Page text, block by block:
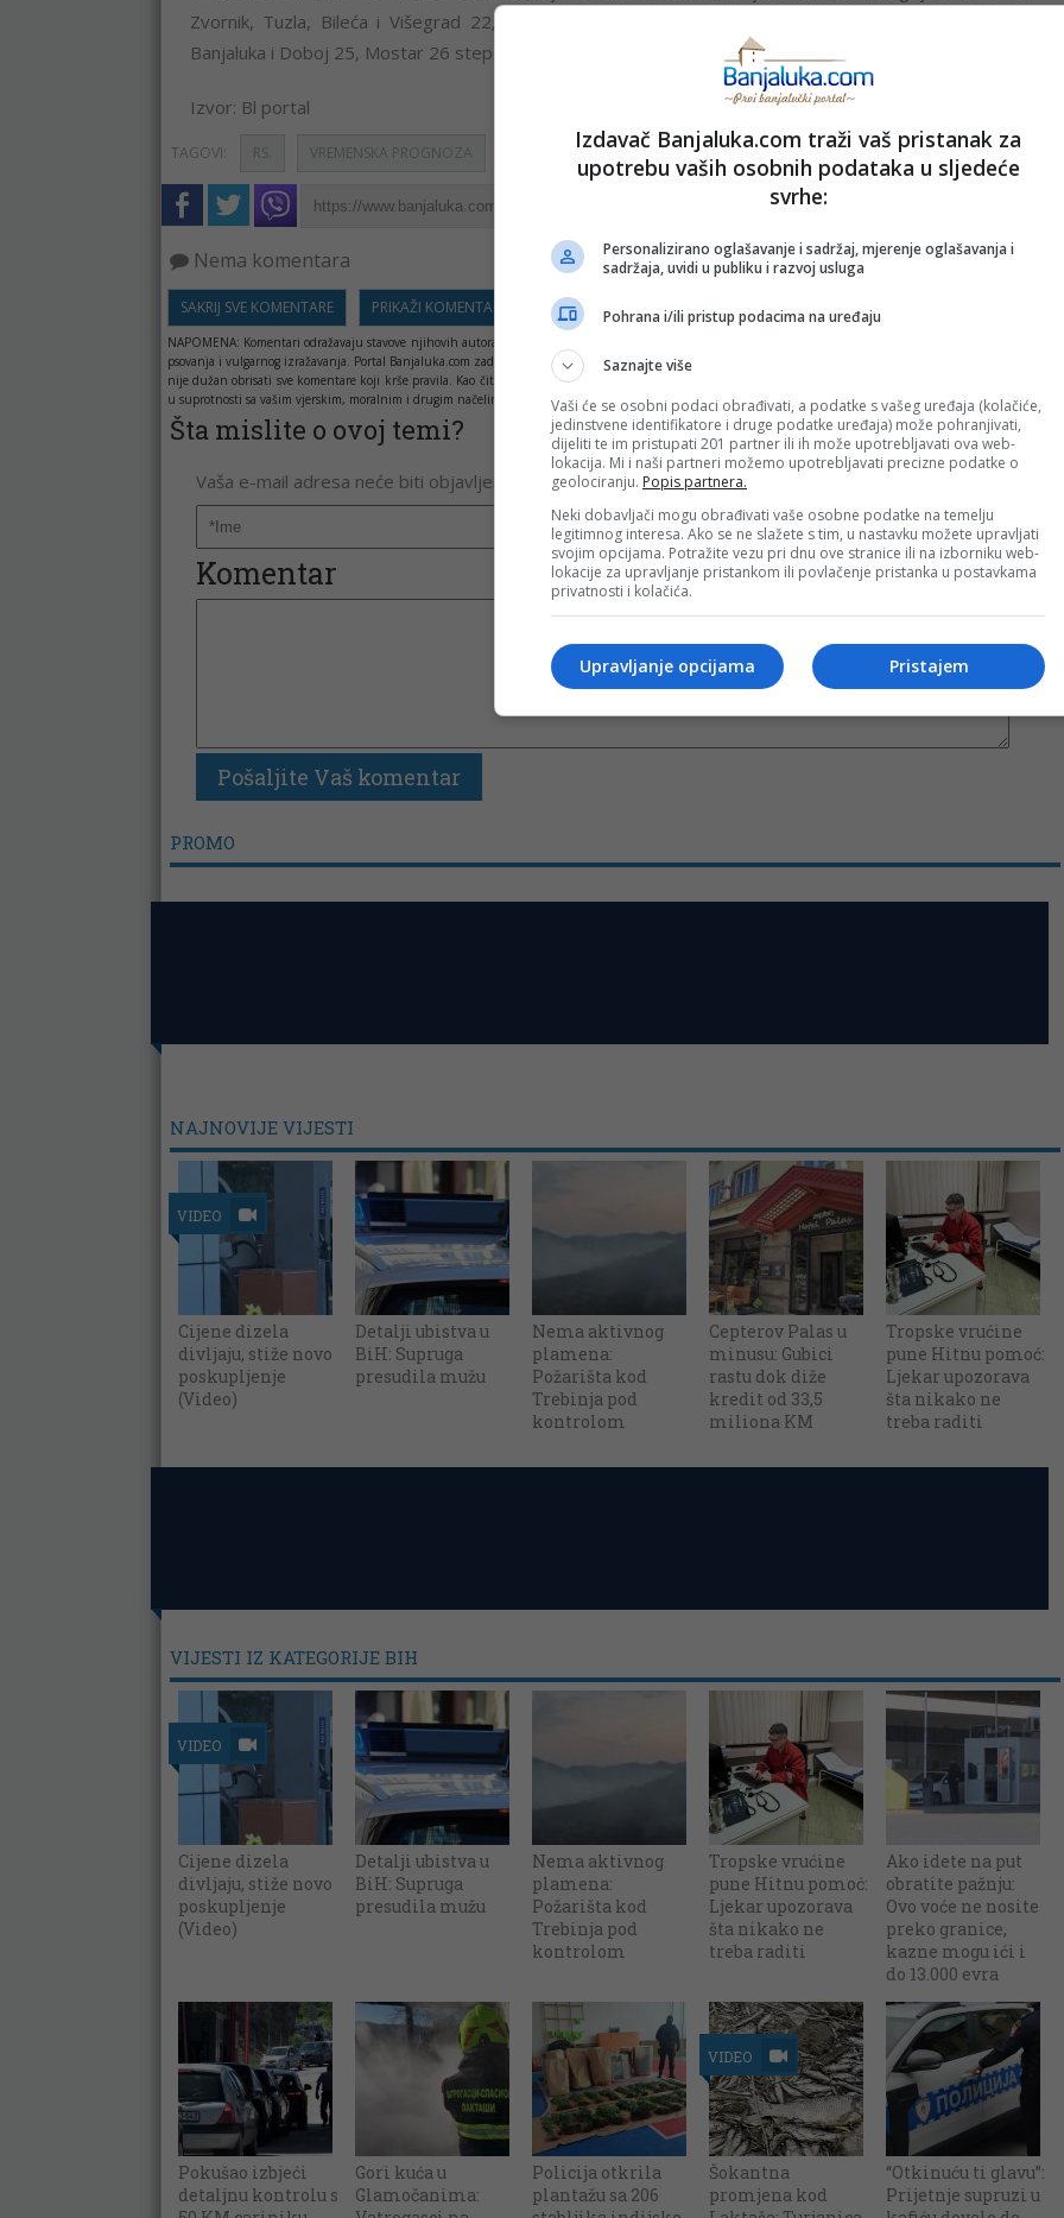
Zvornik, Tuzla, Bileća i Višegrad 22, Bijeljina i Zenica 23, Trebinje, Prijedor, Srbac i Novi Grad 24,
Banjaluka i Doboj 25, Mostar 26 stepeni Celzijusovih.
Izvor: Bl portal
TAGOVI: RS. VREMENSKA PROGNOZA PRIJAVI GREŠKU
Kopirati
Nema komentara
SAKRIJ SVE KOMENTARE PRIKAŽI KOMENTARE
NAPOMENA: Komentari odražavaju stavove njihovih autora, a ne nužno i stavove internet portala Banjaluka.com. Molimo korisnike da se suzdrže od vrijeđanja,
psovanja i vulgarnog izražavanja. Portal Banjaluka.com zadržava pravo da obriše komentar bez najave i objašnjenja. Zbog velikog broja komentara Banjaluka.com
nije dužan obrisati sve komentare koji krše pravila. Kao čitalac takođe prihvatate mogućnost da među komentarima mogu biti pronađeni sadržaji koji mogu biti
u suprotnosti sa vašim vjerskim, moralnim i drugim načelima i uvjerenjima.
Šta mislite o ovoj temi?
Vaša e-mail adresa neće biti objavljena. Sva polja su obavezna!
Komentar
PROMO
NAJNOVIJE VIJESTI
VIDEO
Cijene dizela
divljaju, stiže novo
poskupljenje
(Video)
Detalji ubistva u
BiH: Supruga
presudila mužu
Nema aktivnog
plamena:
Požarišta kod
Trebinja pod
kontrolom
Cepterov Palas u
minusu: Gubici
rastu dok diže
kredit od 33,5
miliona KM
Tropske vrućine
pune Hitnu pomoć:
Ljekar upozorava
šta nikako ne
treba raditi
VIJESTI IZ KATEGORIJE BIH
VIDEO
Cijene dizela
divljaju, stiže novo
poskupljenje
(Video)
Detalji ubistva u
BiH: Supruga
presudila mužu
Nema aktivnog
plamena:
Požarišta kod
Trebinja pod
kontrolom
Tropske vrućine
pune Hitnu pomoć:
Ljekar upozorava
šta nikako ne
treba raditi
Ako idete na put
obratite pažnju:
Ovo voće ne nosite
preko granice,
kazne mogu ići i
do 13.000 evra
Pokušao izbjeći
detaljnu kontrolu s
Gori kuća u
Glamočanima:
Policija otkrila
plantažu sa 206
VIDEO
Šokantna
promjena kod
“Otkinuću ti glavu”:
Prijetnje supruzi u
Izdavač Banjaluka.com traži vaš pristanak za
upotrebu vaših osobnih podataka u sljedeće
svrhe:
Personalizirano oglašavanje i sadržaj, mjerenje oglašavanja i
sadržaja, uvidi u publiku i razvoj usluga
Pohrana i/ili pristup podacima na uređaju
Saznajte više
Vaši će se osobni podaci obrađivati, a podatke s vašeg uređaja (kolačiće,
jedinstvene identifikatore i druge podatke uređaja) može pohranjivati,
dijeliti te im pristupati 201 partner ili ih može upotrebljavati ova web-
lokacija. Mi i naši partneri možemo upotrebljavati precizne podatke o
geolociranju. Popis partnera.
Neki dobavljači mogu obrađivati vaše osobne podatke na temelju
legitimnog interesa. Ako se ne slažete s tim, u nastavku možete upravljati
svojim opcijama. Potražite vezu pri dnu ove stranice ili na izborniku web-
lokacije za upravljanje pristankom ili povlačenje pristanka u postavkama
privatnosti i kolačića.
Pristajem
Upravljanje opcijama